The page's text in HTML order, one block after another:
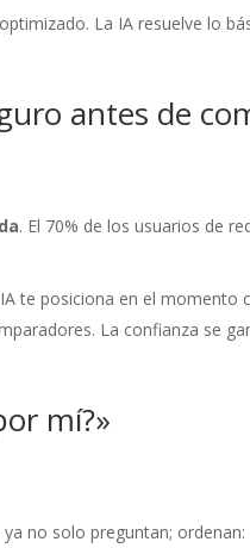
La IA resuelve lo
antes de
. El 70% de los usuarios de
te posiciona en el momento
La confianza se
mí?»
ya no solo preguntan; ordenan: